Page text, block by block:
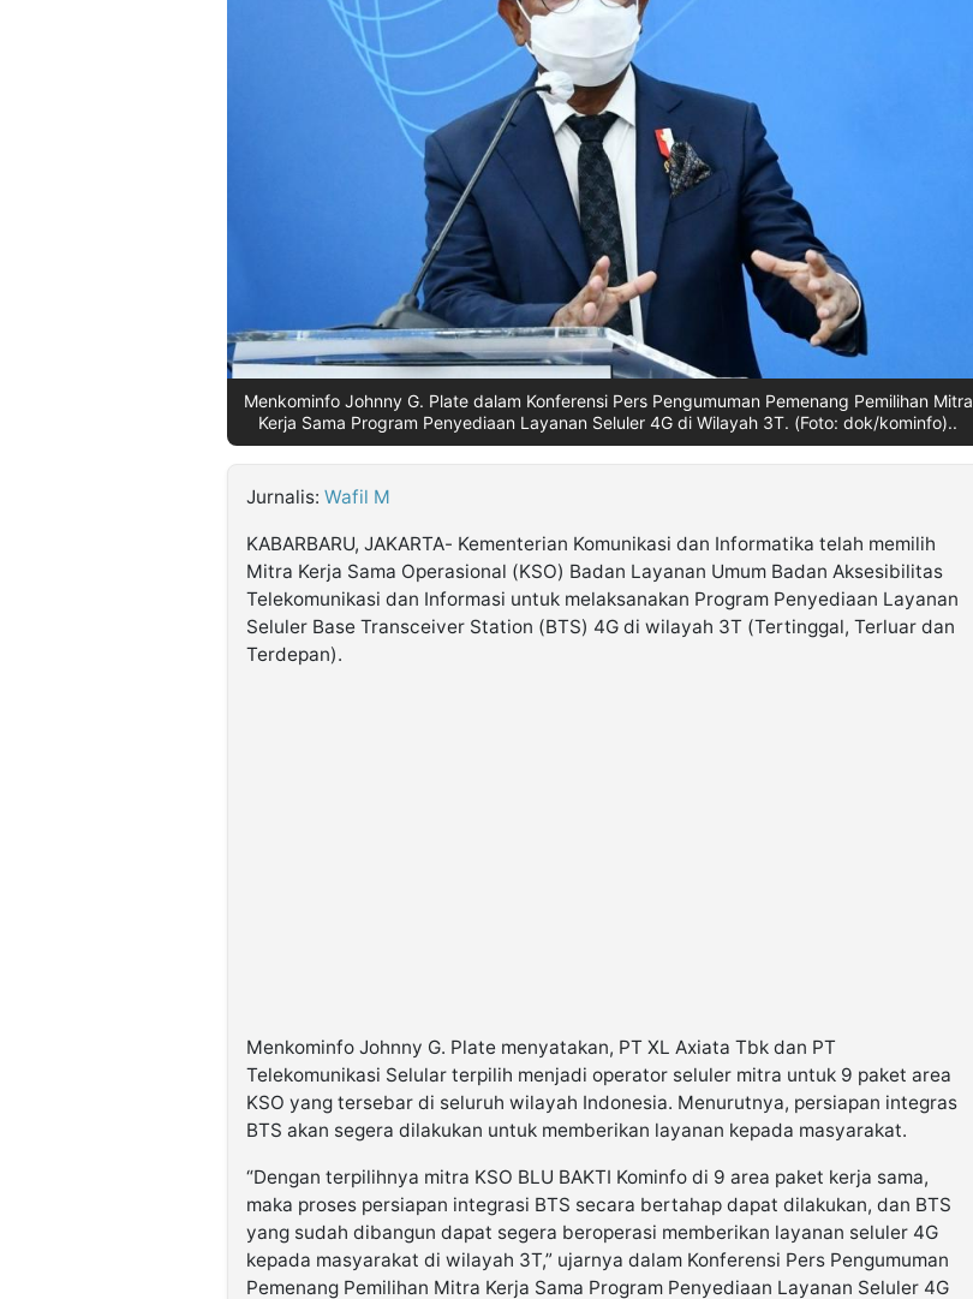
Menkominfo Johnny G. Plate dalam Konferensi Pers Pengumuman Pemenang Pemilihan Mitra
Kerja Sama Program Penyediaan Layanan Seluler 4G di Wilayah 3T. (Foto: dok/kominfo)..
Jurnalis: Wafil M
KABARBARU, JAKARTA- Kementerian Komunikasi dan Informatika telah memilih
Mitra Kerja Sama Operasional (KSO) Badan Layanan Umum Badan Aksesibilitas
Telekomunikasi dan Informasi untuk melaksanakan Program Penyediaan Layanan
Seluler Base Transceiver Station (BTS) 4G di wilayah 3T (Tertinggal, Terluar dan
Terdepan).
Menkominfo Johnny G. Plate menyatakan, PT XL Axiata Tbk dan PT
Telekomunikasi Selular terpilih menjadi operator seluler mitra untuk 9 paket area
KSO yang tersebar di seluruh wilayah Indonesia. Menurutnya, persiapan integras
BTS akan segera dilakukan untuk memberikan layanan kepada masyarakat.
“Dengan terpilihnya mitra KSO BLU BAKTI Kominfo di 9 area paket kerja sama,
maka proses persiapan integrasi BTS secara bertahap dapat dilakukan, dan BTS
yang sudah dibangun dapat segera beroperasi memberikan layanan seluler 4G
kepada masyarakat di wilayah 3T,” ujarnya dalam Konferensi Pers Pengumuman
Pemenang Pemilihan Mitra Kerja Sama Program Penyediaan Layanan Seluler 4G